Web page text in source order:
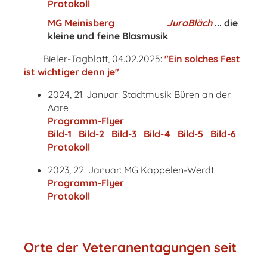
Protokoll
MG Meinisberg
JuraBläch... die
kleine und feine Blasmusik
Bieler-Tagblatt, 04.02.2025: "Ein solches Fest
ist wichtiger denn je"
2024, 21. Januar: Stadtmusik Büren an der
Aare
Programm-Flyer
Bild-1
Bild-2 Bild-3 Bild-4 Bild-5
Bild-6
Protokoll
2023, 22. Januar: MG Kappelen-Werdt
Programm-Flyer
Protokoll
Orte der Veteranentagungen seit